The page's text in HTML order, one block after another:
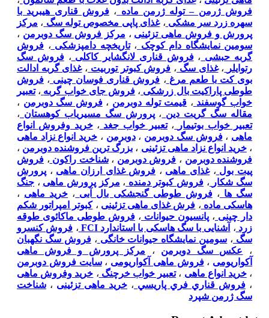
فروش ژرمن – توله ژرمن ماده ،فروش قناری هیبرید با
سهره زرد سر مشکی ،غذای پاپی مخصوص توله سگ ، مرکز
پرورش و فروش ماهی تزئینی ، مرکز فروش سگ دوبرمن ،
سومین نمایشگاه دام کوچک ،تاریخچه دامپزشکی ، فروش
گربه حبشی ،فروش قناری لانگشایر کاکلی ،فروش سگ
رتوایلر
،غذای سگ ، فروش کبوتر توربیت ،غذای گربه ادالت
بوی کت با طعم مرغ ، فروش قناری فوسان چینی ، فروش
طوطی پاراکیت بال زرشکی ، فروش جای خواب گربه ،تعبیر
خواب گوسفند ، قیمت توله دوبرمن ،فروش سگ دوبرمن ،
مقاله سگ گریت دین ،پرورش سگ مسیریاب کوهستان ،
تعبیر خواب بوتیمار
،تعبیر خواب جغد ،خرید وفروش انواع
ماهی ،فروش سگ دوبرمن ،دوبرمن ، خرید انواع نزاد ماهی
،خرید انواع نزاد ماهی تزئینی ، بزرگ ترین فروشنده دوبرمن ،
فروشنده دوبرمن ، فروش دوبرمن ،شناخت راکون ، فروش
پیت بول ،غذای ماهی ، فروش غذای ارزان ماهی ، پرورش
سگ شکار ، فروش کبوتر دمنده ، مرکز پرورش ماهی ، جنگ
سگ ها ،فروش طوطی گنجشکی بال آبی ، خرید ماهی ،
هاسکی ماده ، فرش غذای ماهی تزئینی ،کبوتر امپراتور شکم
دار چینی ، پانسیون حیوانات ، فروش طوطی ماکائوی طوقه
زرد ، آشنایی با سگ هاسکی با استاندارد FCI ، فروش کنسرو
سگ ، سومین نمایشگاه حیوانات خانگی ،فروش سگ نگهبان
، عکس سگ دوبرمن ، مرکز پرورش و فروش ماهی
آکواریومی ،فروش ماهی آکواریومی ،سایت فروش دوبرمن
،خرید انواع ماهی ،تعبیر خواب خرچنگ ، خرید وفروش ماهی
، فروش قناري فري پاريسي ، خرید ماهی تزئینی ، شناخت
سگ ژرمن شپرد